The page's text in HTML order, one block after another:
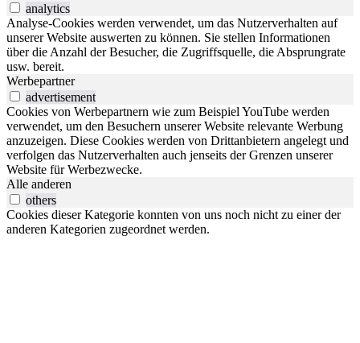
analytics
Analyse-Cookies werden verwendet, um das Nutzerverhalten auf
unserer Website auswerten zu können. Sie stellen Informationen
über die Anzahl der Besucher, die Zugriffsquelle, die Absprungrate
usw. bereit.
Werbepartner
advertisement
Cookies von Werbepartnern wie zum Beispiel YouTube werden
verwendet, um den Besuchern unserer Website relevante Werbung
anzuzeigen. Diese Cookies werden von Drittanbietern angelegt und
verfolgen das Nutzerverhalten auch jenseits der Grenzen unserer
Website für Werbezwecke.
Alle anderen
others
Cookies dieser Kategorie konnten von uns noch nicht zu einer der
anderen Kategorien zugeordnet werden.